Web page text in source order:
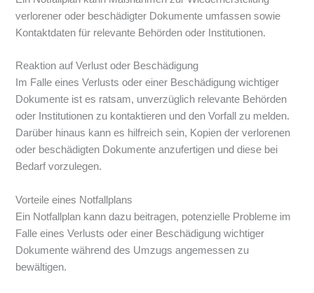
verlorener oder beschädigter Dokumente umfassen sowie
Kontaktdaten für relevante Behörden oder Institutionen.
Reaktion auf Verlust oder Beschädigung
Im Falle eines Verlusts oder einer Beschädigung wichtiger
Dokumente ist es ratsam, unverzüglich relevante Behörden
oder Institutionen zu kontaktieren und den Vorfall zu melden.
Darüber hinaus kann es hilfreich sein, Kopien der verlorenen
oder beschädigten Dokumente anzufertigen und diese bei
Bedarf vorzulegen.
Vorteile eines Notfallplans
Ein Notfallplan kann dazu beitragen, potenzielle Probleme im
Falle eines Verlusts oder einer Beschädigung wichtiger
Dokumente während des Umzugs angemessen zu
bewältigen.